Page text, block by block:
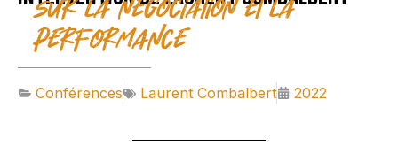
sur la négociation et la
performance
Conférences Laurent Combalbert 2022